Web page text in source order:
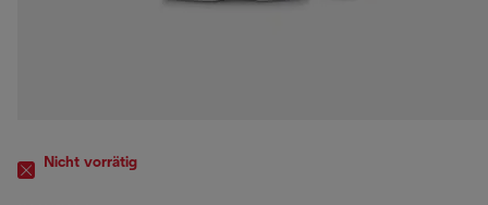
Nicht vorrätig